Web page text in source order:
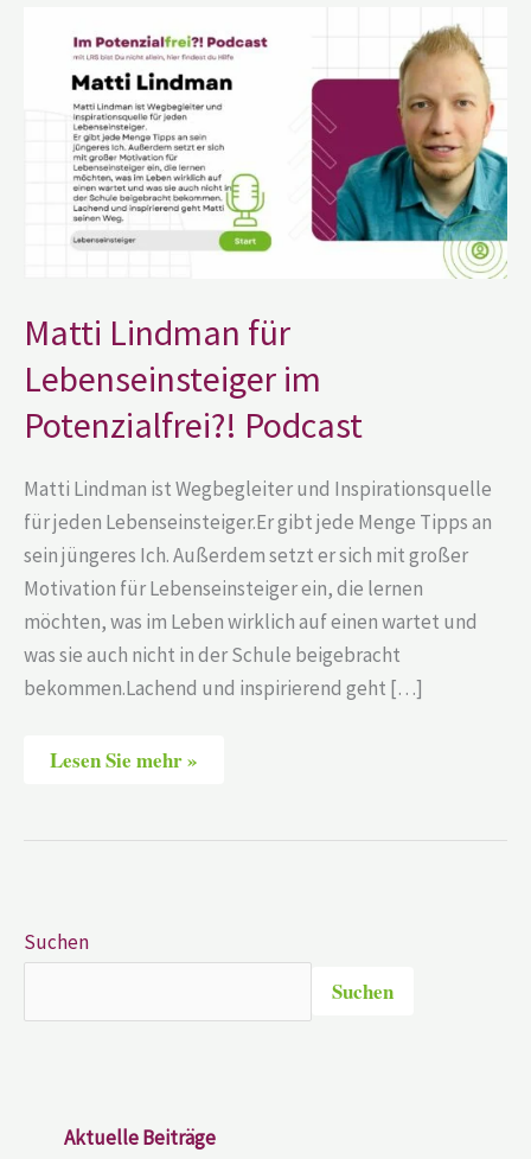
Matti Lindman für
Lebenseinsteiger im
Potenzialfrei?! Podcast
Matti Lindman ist Wegbegleiter und Inspirationsquelle
für jeden Lebenseinsteiger.Er gibt jede Menge Tipps an
sein jüngeres Ich. Außerdem setzt er sich mit großer
Motivation für Lebenseinsteiger ein, die lernen
möchten, was im Leben wirklich auf einen wartet und
was sie auch nicht in der Schule beigebracht
bekommen.Lachend und inspirierend geht […]
Lindman
für
Lebenseinsteiger
Potenzialfrei?!
Podcast
Lesen Sie mehr »
Suchen
Suchen
Aktuelle Beiträge